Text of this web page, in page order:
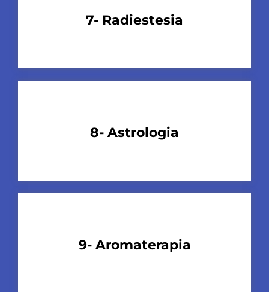
7- Radiestesia
8- Astrologia
9- Aromaterapia